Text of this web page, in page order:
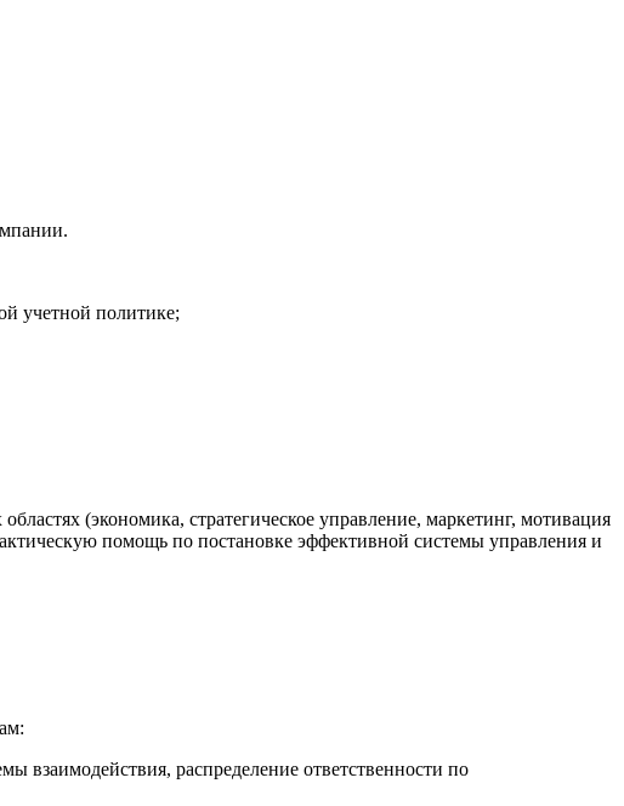
учетной политике;
(экономика, стратегическое управление, маркетинг, мотивация
помощь по постановке эффективной системы управления и
взаимодействия, распределение ответственности по